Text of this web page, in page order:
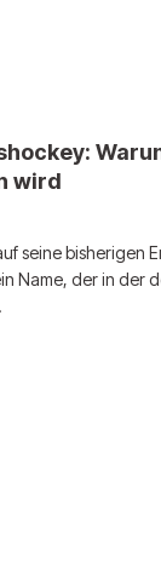
wird
seine bisherigen
Name, der in der